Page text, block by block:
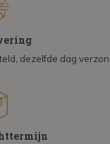
dezelfde dag